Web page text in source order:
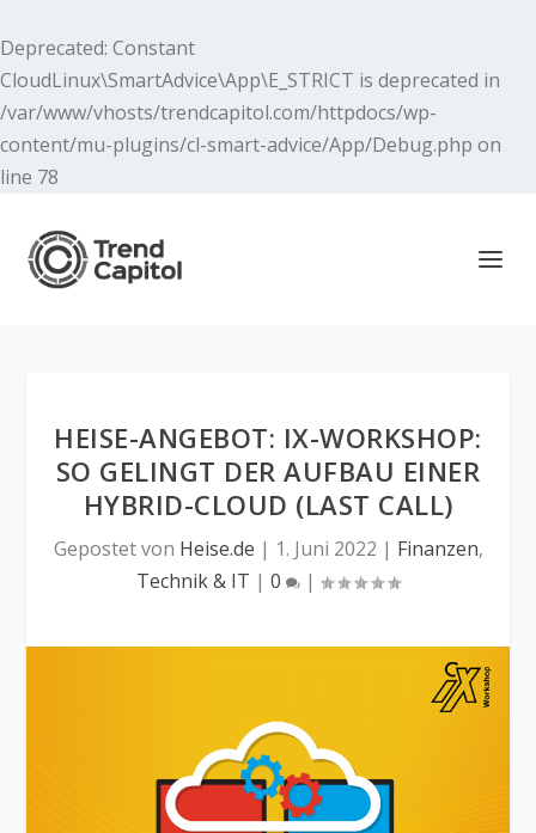
Deprecated: Constant
CloudLinux\SmartAdvice\App\E_STRICT is deprecated in
/var/www/vhosts/trendcapitol.com/httpdocs/wp-
content/mu-plugins/cl-smart-advice/App/Debug.php on
line 78
HEISE-ANGEBOT: IX-WORKSHOP:
SO GELINGT DER AUFBAU EINER
HYBRID-CLOUD (LAST CALL)
Gepostet von Heise.de | 1. Juni 2022 | Finanzen,
Technik & IT | 0 |